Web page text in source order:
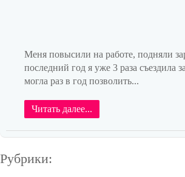
Меня повысили на работе, подняли
последний год я уже 3 раза съездила
могла раз в год позволить...
Читать далее...
Рубрики: